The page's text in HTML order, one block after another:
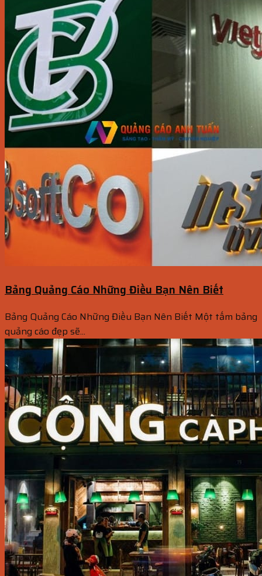
Bảng Quảng Cáo Những Điều Bạn Nên Biết
Bảng Quảng Cáo Những Điều Bạn Nên Biết Một tấm bảng
quảng cáo đẹp sẽ...